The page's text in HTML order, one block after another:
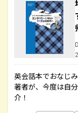
英会話本でおなじ
著者が、今度は自
介！